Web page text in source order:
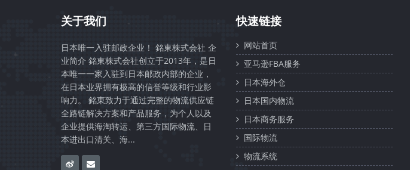
关于我们
日本唯一入驻邮政企业！ 銘東株式会社 企
业简介 銘東株式会社创立于2013年，是日
本唯一一家入驻到日本邮政内部的企业，
在日本业界拥有极高的信誉等级和行业影
响力。 銘東致力于通过完整的物流供应链
全路链解决方案和产品服务，为个人以及
企业提供海淘转运、第三方国际物流、日
本进出口清关、海...
快速链接
网站首页
亚马逊FBA服务
日本海外仓
日本国内物流
日本商务服务
国际物流
物流系统